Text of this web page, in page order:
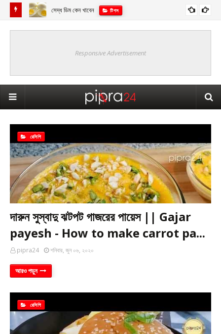
ডায়াবেটিস নিয়ন্ত্রণে ভেষজ
Responsive Advertisement
রেসিপি
দারুন সুস্বাদু ঝটপট গাজরের পায়েস || Gajar
payesh - How to make carrot pa...
pipra24 শনিবার, জুন ০৬, ২০২০
আরও পড়ুন
রেসিপি